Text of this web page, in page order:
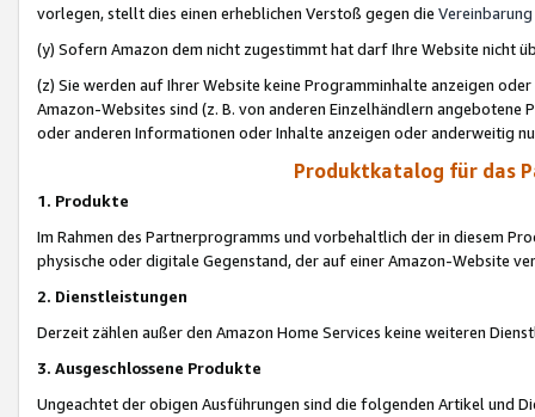
vorlegen, stellt dies einen erheblichen Verstoß gegen die Vereinbarung
(y) Sofern Amazon dem nicht zugestimmt hat darf Ihre Website nicht
(z) Sie werden auf Ihrer Website keine Programminhalte anzeigen
Amazon-Websites sind (z. B. von anderen Einzelhändlern
oder anderen Informationen oder Inhalte anzeigen oder anderweitig
Produktkatalog für das
1. Produkte
Im Rahmen des Partnerprogramms und vorbehaltlich der in diesem
physische oder digitale Gegenstand, der auf einer Amazon-Website
2. Dienstleistungen
Derzeit zählen außer den Amazon Home Services keine weiteren
3. Ausgeschlossene Produkte
Ungeachtet der obigen Ausführungen sind die folgenden Artikel und